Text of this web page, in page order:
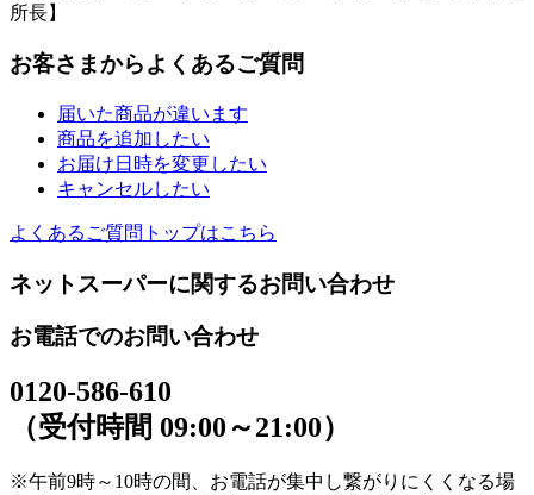
所長】
お客さまからよくあるご質問
届いた商品が違います
商品を追加したい
お届け日時を変更したい
キャンセルしたい
よくあるご質問トップはこちら
ネットスーパーに関するお問い合わせ
お電話でのお問い合わせ
0120-586-610
（受付時間 09:00～21:00）
※午前9時～10時の間、お電話が集中し繋がりにくくなる場